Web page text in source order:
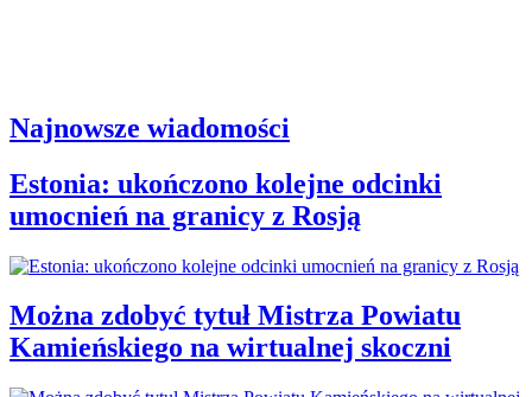
Najnowsze wiadomości
Estonia: ukończono kolejne odcinki
umocnień na granicy z Rosją
Można zdobyć tytuł Mistrza Powiatu
Kamieńskiego na wirtualnej skoczni